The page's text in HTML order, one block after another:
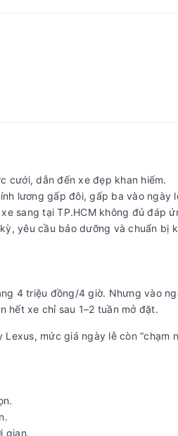
cưới, dẫn đến xe đẹp khan hiếm.
lương gấp đôi, gấp ba vào ngày
sang tại TP.HCM không đủ đáp
yêu cầu bảo dưỡng và chuẩn bị
4 triệu đồng/4 giờ. Nhưng vào
hết xe chỉ sau 1–2 tuần mở đặt.
Lexus, mức giá ngày lễ còn “chạm
gian.